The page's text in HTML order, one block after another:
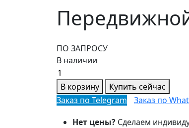
ПО ЗАПРОСУ
В наличии
Передвижной
компрессор
ЗИФ-
ПВ-5/1,6
(на
В корзину
Купить сейчас
Заказ по Telegram
Заказ по
Нет цены? Сделаем